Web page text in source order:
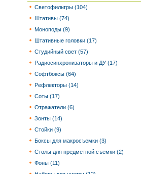
Светофильтры (104)
Штативы (74)
Моноподы (9)
Штативные головки (17)
Студийный свет (57)
Радиосинхронизаторы и ДУ (17)
Софтбоксы (64)
Рефлекторы (14)
Соты (17)
Отражатели (6)
Зонты (14)
Стойки (9)
Боксы для макросъемки (3)
Столы для предметной съемки (2)
Фоны (11)